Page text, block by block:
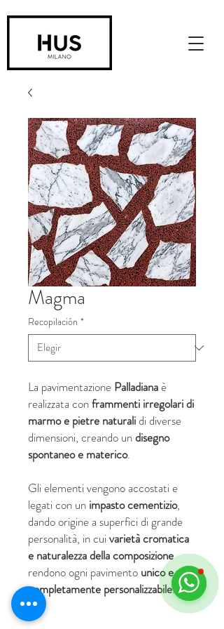
Magma
Recopilación *
La pavimentazione Palladianaè
realizzata conframmenti irregolari di
marmo e pietre naturalidi diverse
dimensioni, creando undisegno
spontaneo e materico.
Gli elementi vengono accostati e
legati con un impasto cementizio,
dando origine a superfici di grande
personalità, in cuivarietà cromatica
e naturalezza della composizione
rendono ogni pavimento unico e
completamente personalizzabile.